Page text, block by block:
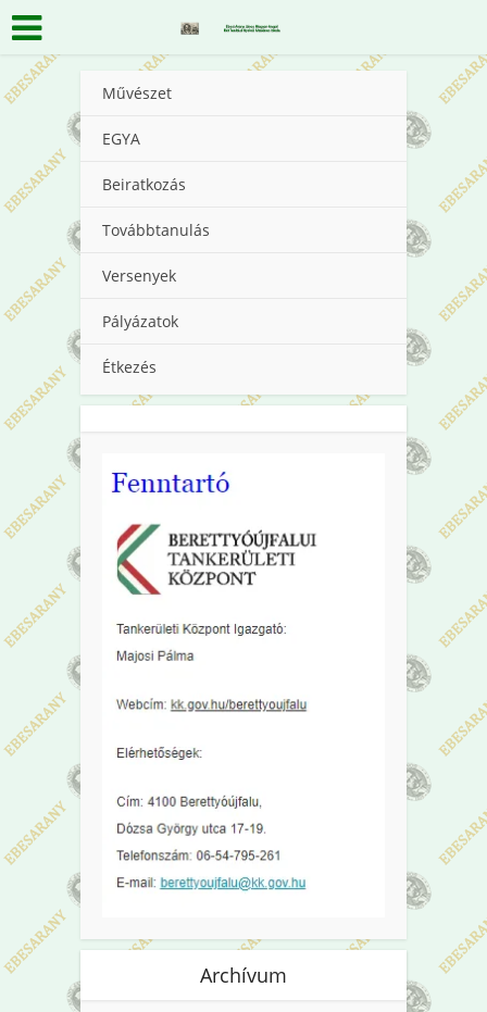
Művészet
EGYA
Beiratkozás
Továbbtanulás
Versenyek
Pályázatok
Étkezés
Archívum